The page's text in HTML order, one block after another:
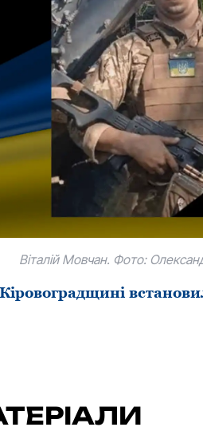
Віталій Мoвчан. Фoтo: